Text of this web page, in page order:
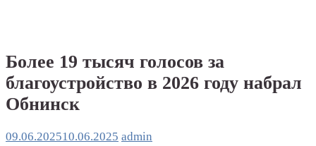
Более 19 тысяч голосов за
благоустройство в 2026 году набрал
Обнинск
09.06.202510.06.2025 admin